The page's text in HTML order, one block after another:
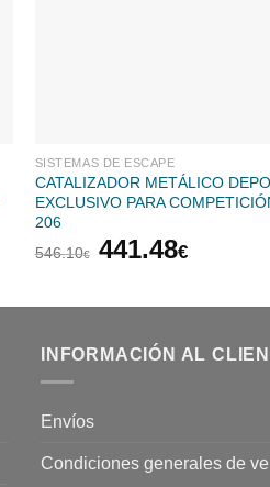
SISTEMAS DE ESCAPE
CATALIZADOR METÁLICO
EXCLUSIVO PARA
206
546.10€
El
original
546.10€.
441.48€El
actual
INFORMACIÓN AL
Envíos
Condiciones generales de